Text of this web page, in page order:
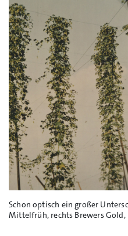
Schon optisch ein großer
Mittelfrüh, rechts Brewers Gold,